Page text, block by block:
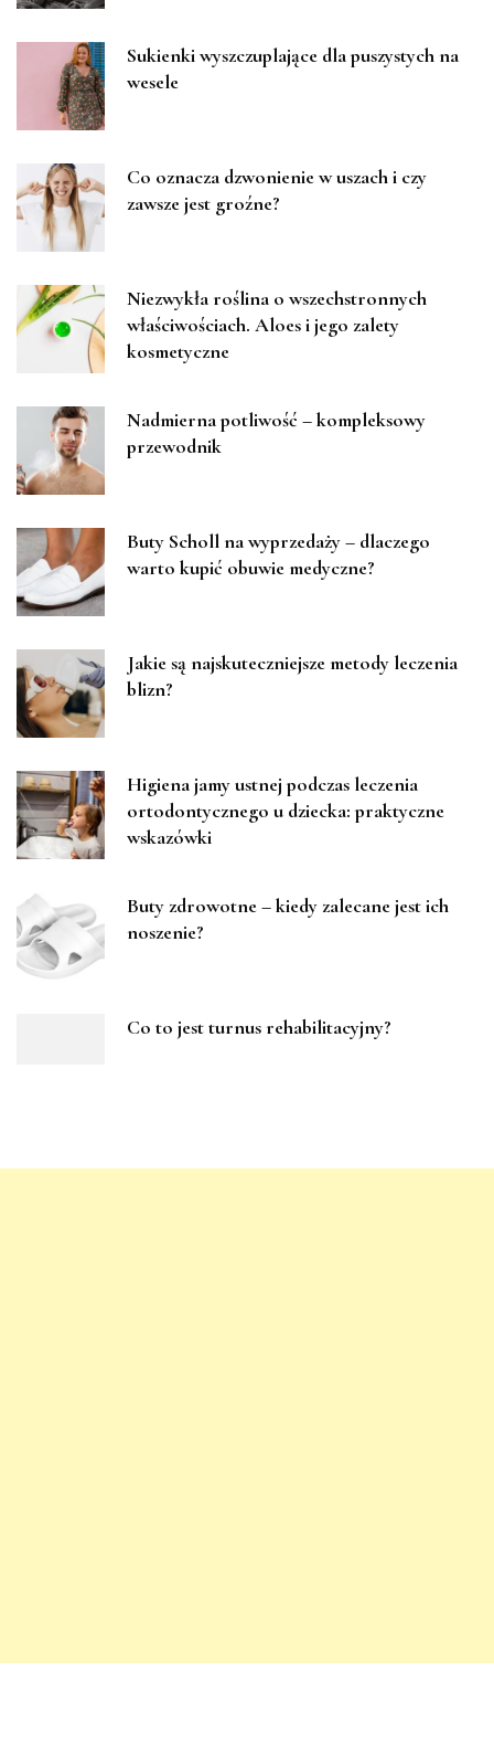
Sukienki wyszczuplające dla puszystych na
wesele
Co oznacza dzwonienie w uszach i czy
zawsze jest groźne?
Niezwykła roślina o wszechstronnych
właściwościach. Aloes i jego zalety
kosmetyczne
Nadmierna potliwość – kompleksowy
przewodnik
Buty Scholl na wyprzedaży – dlaczego
warto kupić obuwie medyczne?
Jakie są najskuteczniejsze metody leczenia
blizn?
Higiena jamy ustnej podczas leczenia
ortodontycznego u dziecka: praktyczne
wskazówki
Buty zdrowotne – kiedy zalecane jest ich
noszenie?
Co to jest turnus rehabilitacyjny?